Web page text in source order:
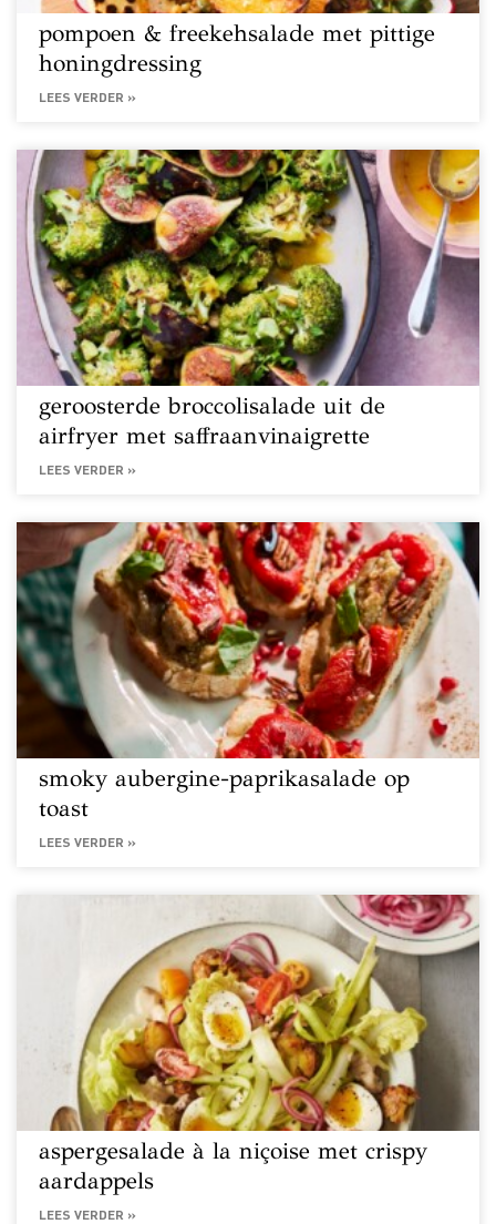
pompoen & freekehsalade met pittige
honingdressing
LEES VERDER »
geroosterde broccolisalade uit de
airfryer met saffraanvinaigrette
LEES VERDER »
smoky aubergine-paprikasalade op
toast
LEES VERDER »
aspergesalade à la niçoise met crispy
aardappels
LEES VERDER »